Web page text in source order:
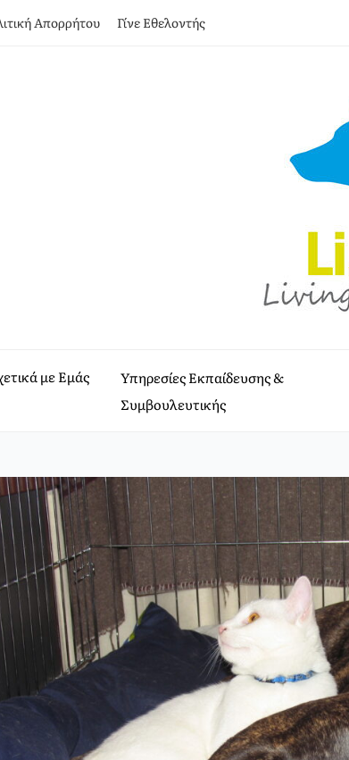
Απορρήτου Γίνε Εθελοντής
με Εμάς
Υπηρεσίες Εκπαίδευσης &
Συμβουλευτικής